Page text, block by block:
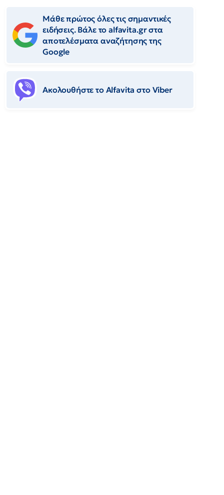
Μάθε πρώτος όλες τις σημαντικές
ειδήσεις. Βάλε το alfavita.gr στα
αποτελέσματα αναζήτησης της
Google
Ακολουθήστε το Αlfavita στο Viber